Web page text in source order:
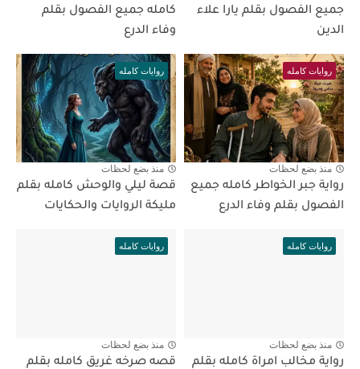
جميع الفصول بقلم يارا علاء
الدين
كامله جميع الفصول بقلم
وفاء الدرع
روايات كامله
منذ بضع لحظات
رواية جبر الخواطر كامله جميع
الفصول بقلم وفاء الدرع
روايات كامله
منذ بضع لحظات
قصة ليلي والوحش كامله بقلم
مليكة الروايات والحكايات
روايات كامله
منذ بضع لحظات
رواية مخالب امراة كامله بقلم
روايات كامله
منذ بضع لحظات
قصه صرخه غريق كامله بقلم